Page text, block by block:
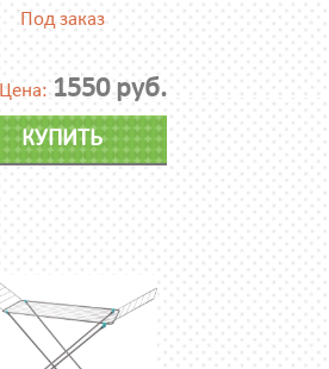
Под заказ
Цена: 1550 руб.
КУПИТЬ